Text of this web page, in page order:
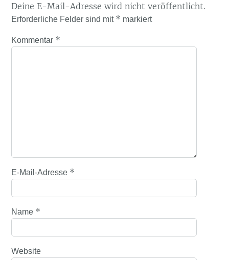
Deine E-Mail-Adresse wird nicht veröffentlicht.
Erforderliche Felder sind mit * markiert
Kommentar *
E-Mail-Adresse *
Name *
Website